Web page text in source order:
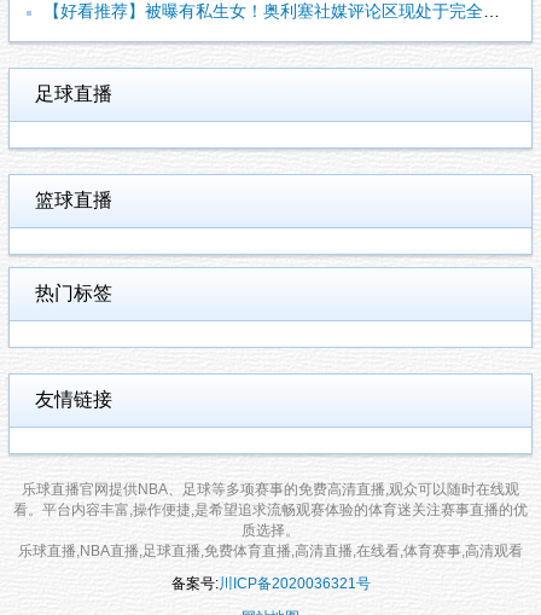
【好看推荐】被曝有私生女！奥利塞社媒评论区现处于完全关闭状态
足球直播
篮球直播
热门标签
友情链接
乐球直播官网提供NBA、足球等多项赛事的免费高清直播,观众可以随时在线观
看。平台内容丰富,操作便捷,是希望追求流畅观赛体验的体育迷关注赛事直播的优
质选择。
乐球直播,NBA直播,足球直播,免费体育直播,高清直播,在线看,体育赛事,高清观看
备案号:川ICP备2020036321号